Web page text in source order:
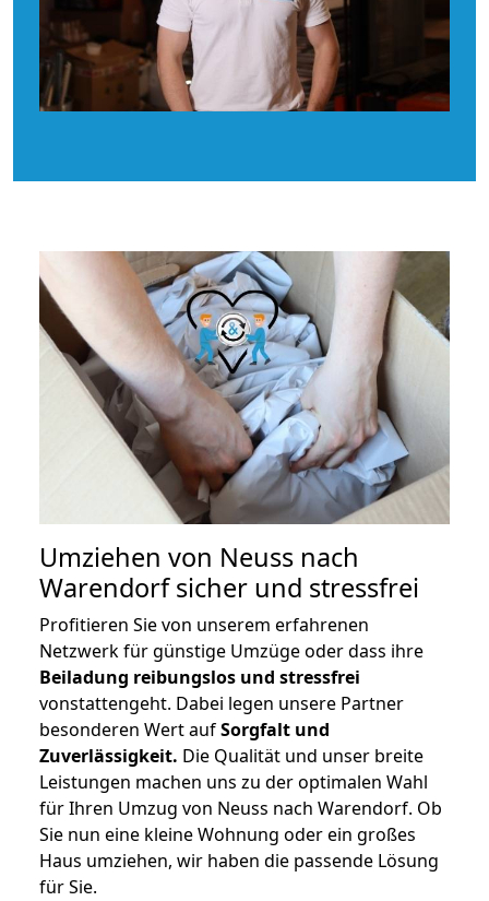
Umziehen von Neuss nach
Warendorfsicher und stressfrei
Profitieren Sie von unserem erfahrenen
Netzwerk für günstige Umzüge oder dass ihre
Beiladung reibungslos und stressfrei
vonstattengeht. Dabei legen unsere Partner
besonderen Wert aufSorgfalt und
Zuverlässigkeit. Die Qualität und unser breite
Leistungen machen uns zu der optimalen Wahl
für Ihren Umzug von Neuss nach Warendorf. Ob
Sie nun eine kleine Wohnung oder ein großes
Haus umziehen, wir haben die passende Lösung
für Sie.